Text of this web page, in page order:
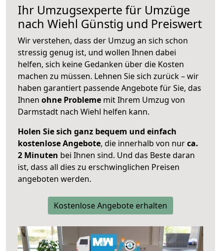
Ihr Umzugsexperte für Umzüge
nach Wiehl Günstig und Preiswert
Wir verstehen, dass der Umzug an sich schon
stressig genug ist, und wollen Ihnen dabei
helfen, sich keine Gedanken über die Kosten
machen zu müssen. Lehnen Sie sich zurück – wir
haben garantiert passende Angebote für Sie, das
Ihnen ohne Probleme mit Ihrem Umzug von
Darmstadt nach Wiehl helfen kann.
Holen Sie sich ganz bequem und einfach
kostenlose Angebote, die innerhalb von nurca.
2 Minuten bei Ihnen sind. Und das Beste daran
ist, dass all dies zu erschwinglichen Preisen
angeboten werden.
Kostenlose Angebote erhalten